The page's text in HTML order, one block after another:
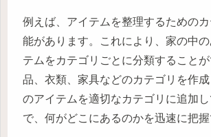
例えば、アイテムを整理するための
能があります。これにより、家の中
テムをカテゴリごとに分類すること
品、衣類、家具などのカテゴリを作
のアイテムを適切なカテゴリに追加
で、何がどこにあるのかを迅速に把握